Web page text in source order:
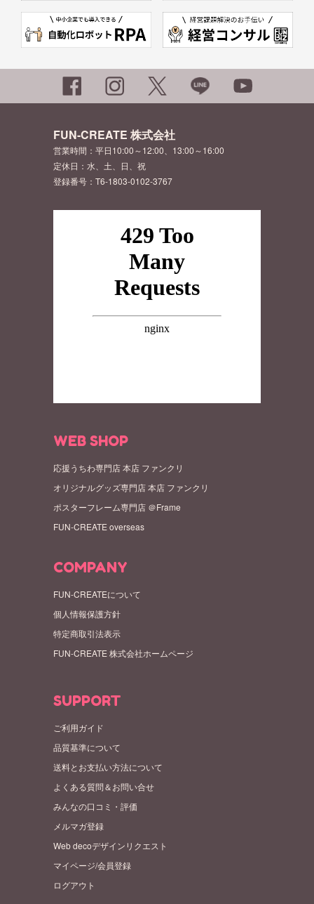
FUN-CREATE 株式会社
営業時間：平日10:00～12:00、13:00～16:00
定休日：水、土、日、祝
登録番号：T6-1803-0102-3767
WEB SHOP
応援うちわ専門店 本店 ファンクリ
オリジナルグッズ専門店 本店 ファンクリ
ポスターフレーム専門店 ＠Frame
FUN-CREATE overseas
COMPANY
FUN-CREATEについて
個人情報保護方針
特定商取引法表示
FUN-CREATE 株式会社ホームページ
SUPPORT
ご利用ガイド
品質基準について
送料とお支払い方法について
よくある質問＆お問い合せ
みんなの口コミ・評価
メルマガ登録
Web decoデザインリクエスト
マイページ/会員登録
ログアウト